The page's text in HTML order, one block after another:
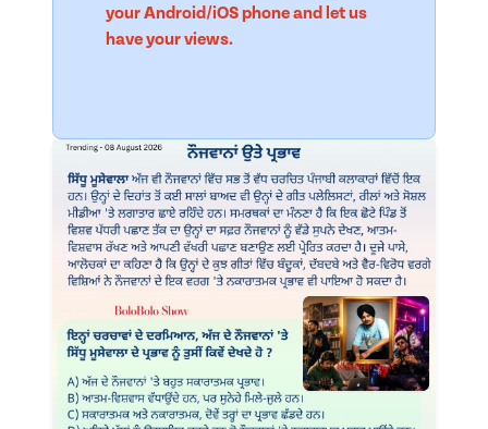
your Android/iOS phone and let us
have your views.